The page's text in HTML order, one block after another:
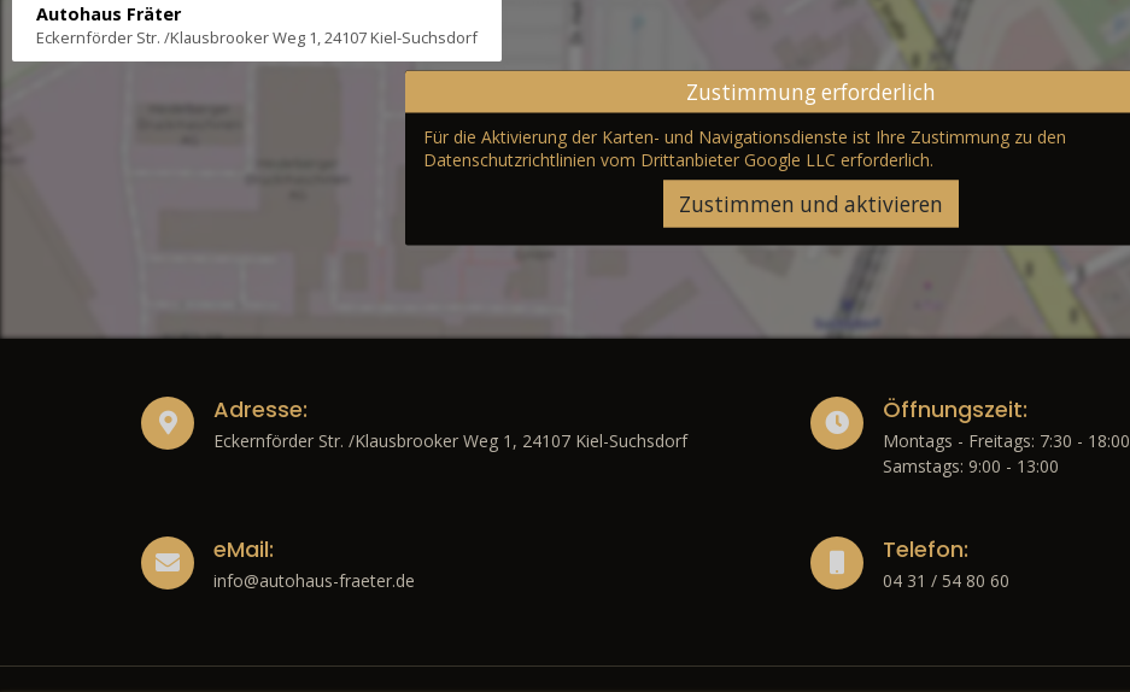
Autohaus Fräter
Eckernförder Str. /Klausbrooker Weg 1, 24107 Kiel-Suchsdorf
Zustimmung erforderlich
Für die Aktivierung der Karten- und Navigationsdienste ist Ihre Zustimmung zu den
Datenschutzrichtlinien vom Drittanbieter Google LLC erforderlich.
Zustimmen und aktivieren
Adresse:
Eckernförder Str. /Klausbrooker Weg 1, 24107 Kiel-Suchsdorf
Öffnungszeit:
Montags - Freitags: 7:30 - 18:00
Samstags: 9:00 - 13:00
eMail:
info@autohaus-fraeter.de
Telefon:
04 31 / 54 80 60